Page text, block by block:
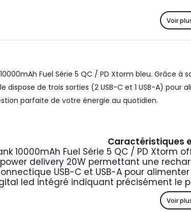
Voir
Fuel Série 5 QC / PD Xtorm bleu. Grâce
dispose de trois sorties (2 USB-C et 1 USB-A)
parfaite de votre énergie au quotidien.
Caractéristiques
10000mAh Fuel Série 5 QC / PD
delivery 20W permettant une
USB-C et USB-A pour
led intégré indiquant précisément le
Voir